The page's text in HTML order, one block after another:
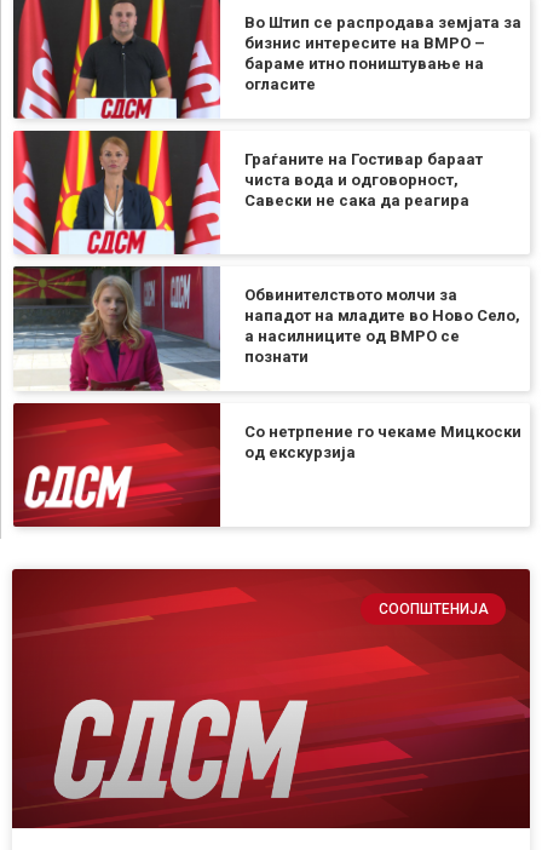
Во Штип се распродава земјата за
бизнис интересите на ВМРО –
бараме итно поништување на
огласите
Граѓаните на Гостивар бараат
чиста вода и одговорност,
Савески не сака да реагира
Обвинителството молчи за
нападот на младите во Ново Село,
а насилниците од ВМРО се
познати
Со нетрпение го чекаме Мицкоски
од екскурзија
СООПШТЕНИЈА